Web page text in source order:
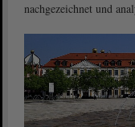
nachgezeichnet und